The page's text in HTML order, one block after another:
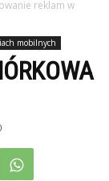
reklam w
mobilnych